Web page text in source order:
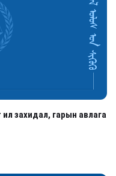
ил захидал, гарын авлага